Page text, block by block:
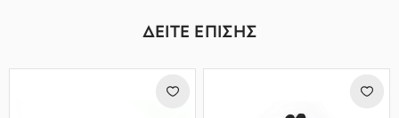
ΔΕΙΤΕ ΕΠΙΣΗΣ